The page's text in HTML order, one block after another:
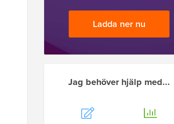
Ladda ner nu
Jag behöver hjälp med...